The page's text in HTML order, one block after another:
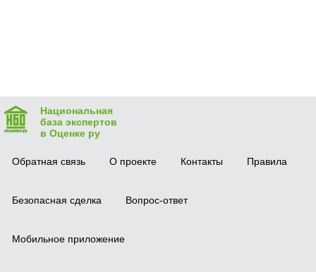
Национальная
база экспертов
в Оценке ру
Обратная связь О проекте Контакты Правила
Безопасная сделка Вопрос-ответ
Мобильное приложение